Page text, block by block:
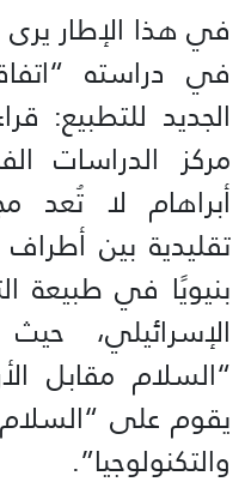
في هذا الإطار يرى
في دراسته
الجديد للتطبيع:
مركز الدراسات
أبراهام لا تُعد
تقليدية بين
بنيويًا في طبيعة
الإسرائيلي،
“السلام مقابل
يقوم على “السلام
والتكنولوجيا”.